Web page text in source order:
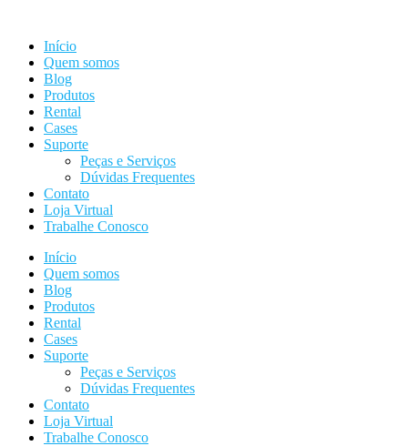
conteúdo
Início
Quem somos
Blog
Produtos
Rental
Cases
Suporte
Peças e Serviços
Dúvidas Frequentes
Contato
Loja Virtual
Trabalhe Conosco
Início
Quem somos
Blog
Produtos
Rental
Cases
Suporte
Peças e Serviços
Dúvidas Frequentes
Contato
Loja Virtual
Trabalhe Conosco